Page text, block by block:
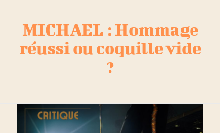
MICHAEL : Hommage
réussi ou coquille vide
?